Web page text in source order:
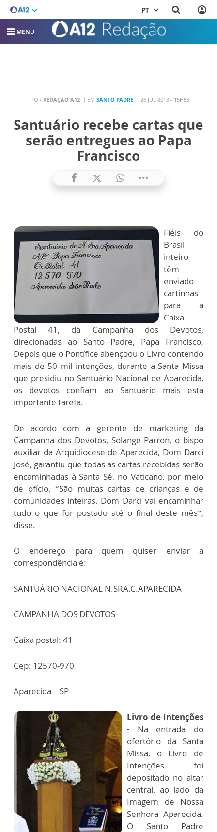
PT
MENU
POR REDAÇÃO A12 EM SANTO PADRE 26 JUL 2013 - 15H53
Santuário recebe cartas que
serão entregues ao Papa
Francisco
Fiéis do
Brasil
inteiro
têm
enviado
cartinhas
para a
Caixa
Postal 41, da Campanha dos Devotos,
direcionadas ao Santo Padre, Papa Francisco.
Depois que o Pontífice abençoou o Livro contendo
mais de 50 mil intenções, durante a Santa Missa
que presidiu no Santuário Nacional de Aparecida,
os devotos confiam ao Santuário mais esta
importante tarefa.
De acordo com a gerente de marketing da
Campanha dos Devotos, Solange Parron, o bispo
auxiliar da Arquidiocese de Aparecida, Dom Darci
José, garantiu que todas as cartas recebidas serão
encaminhadas à Santa Sé, no Vaticano, por meio
de ofício. “São muitas cartas de crianças e de
comunidades inteiras. Dom Darci vai encaminhar
tudo o que for postado até o final deste mês”,
disse.
O endereço para quem quiser enviar a
correspondência é:
SANTUÁRIO NACIONAL N.SRA.C.APARECIDA
CAMPANHA DOS DEVOTOS
Caixa postal: 41
Cep: 12570-970
Aparecida – SP
Livro de Intenções
-
Na entrada do
ofertório da Santa
Missa, o Livro de
Intenções foi
depositado no altar
central, ao lado da
Imagem de Nossa
Senhora Aparecida.
O Santo Padre